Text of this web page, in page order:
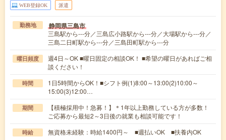
WEB登録OK 派遣
勤務地 静岡県三島市
三島駅から---分／三島広小路駅から---分／大場駅から---分／
三島二日町駅から---分／三島田町駅から---分
曜日頻度
週4日～OK ■曜日固定の相談OK！ ■希望の曜日があればご相
談ください！
時間
1日5時間からOK！■シフト例(1)8:00～13:00(2)10:00～
15:00(3)12:00…
期間
【積極採用中！急募！】＊1年以上勤務している方が多数！
ご応募から最短2～3日後の就業も相談可能です！
時給 無資格未経験：時給1400円～ ■週払いOK ■扶養内OK